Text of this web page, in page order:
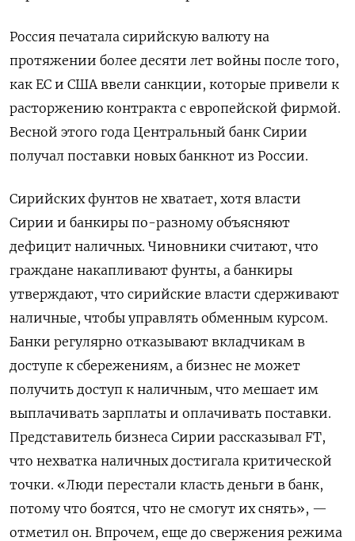
Россия печатала сирийскую валюту на
протяжении более десяти лет войны после того,
как ЕС и США ввели санкции, которые привели к
расторжению контракта с европейской фирмой.
Весной этого года Центральный банк Сирии
получал поставки новых банкнот из России.
Сирийских фунтов не хватает, хотя власти
Сирии и банкиры по-разному объясняют
дефицит наличных. Чиновники считают, что
граждане накапливают фунты, а банкиры
утверждают, что сирийские власти сдерживают
наличные, чтобы управлять обменным курсом.
Банки регулярно отказывают вкладчикам в
доступе к сбережениям, а бизнес не может
получить доступ к наличным, что мешает им
выплачивать зарплаты и оплачивать поставки.
Представитель бизнеса Сирии рассказывал FT,
что нехватка наличных достигала критической
точки. «Люди перестали класть деньги в банк,
потому что боятся, что не смогут их снять», —
отметил он. Впрочем, еще до свержения режима